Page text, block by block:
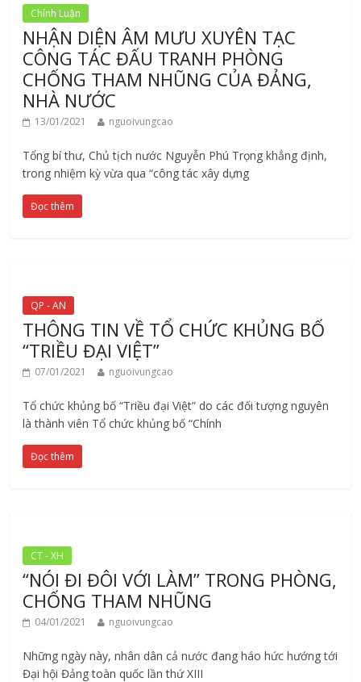
Chính Luận
NHẬN DIỆN ÂM MƯU XUYÊN TẠC
CÔNG TÁC ĐẤU TRANH PHÒNG
CHỐNG THAM NHŨNG CỦA ĐẢNG,
NHÀ NƯỚC
13/01/2021 nguoivungcao
Tổng bí thư, Chủ tịch nước Nguyễn Phú Trọng khẳng định,
trong nhiệm kỳ vừa qua “công tác xây dựng
Đọc thêm
QP - AN
THÔNG TIN VỀ TỔ CHỨC KHỦNG BỐ
“TRIỀU ĐẠI VIỆT”
07/01/2021 nguoivungcao
Tổ chức khủng bố “Triều đại Việt” do các đối tượng nguyên
là thành viên Tổ chức khủng bố “Chính
Đọc thêm
CT - XH
“NÓI ĐI ĐÔI VỚI LÀM” TRONG PHÒNG,
CHỐNG THAM NHŨNG
04/01/2021 nguoivungcao
Những ngày này, nhân dân cả nước đang háo hức hướng tới
Đại hội Đảng toàn quốc lần thứ XIII